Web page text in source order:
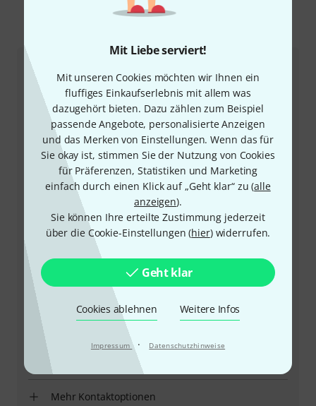
Mit Liebe serviert!
Mit unseren Cookies möchten wir Ihnen ein
fluffiges Einkaufserlebnis mit allem was
dazugehört bieten. Dazu zählen zum Beispiel
passende Angebote, personalisierte Anzeigen
und das Merken von Einstellungen. Wenn das für
Sie okay ist, stimmen Sie der Nutzung von Cookies
für Präferenzen, Statistiken und Marketing
einfach durch einen Klick auf „Geht klar“ zu (alle
anzeigen).
Sie können Ihre erteilte Zustimmung jederzeit
über die Cookie-Einstellungen (hier) widerrufen.
Geht klar
Cookies ablehnen Weitere Infos
Impressum · Datenschutzhinweise
Kundenservice
+49-9546-9223-66
Unser Thomann Team Kundenservice steht Ihnen bei
allen Fragen und Problemen nach dem Kauf zur Seite.
Kundennummer bereithalten
Rückruf vereinbaren
Mehr Kontaktoptionen